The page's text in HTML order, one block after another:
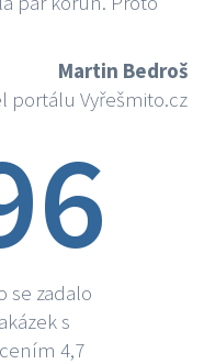
Martin Bedroš
portálu Vyřešmito.cz
se zadalo
s
4,7